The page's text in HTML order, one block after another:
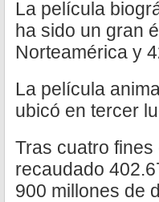
La película
ha sido un gran
Norteamérica y
La película
ubicó en tercer
Tras cuatro
recaudado
900 millones de